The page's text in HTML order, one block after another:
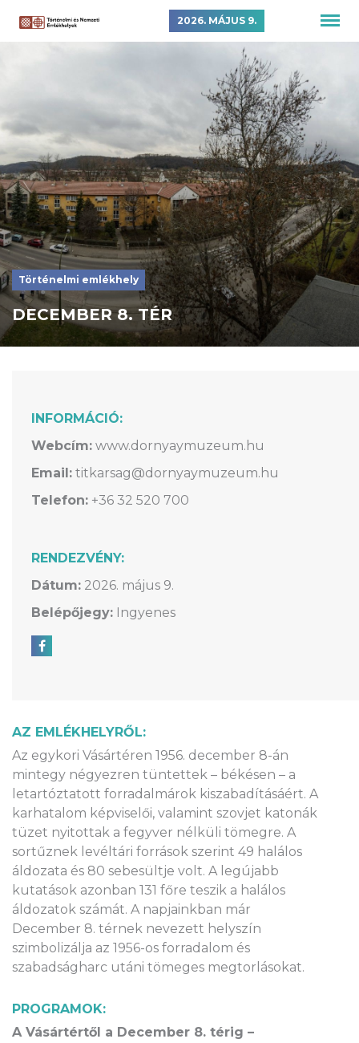
2026. MÁJUS 9.
Történelmi emlékhely
DECEMBER 8. TÉR
AZ EMLÉKHELYRŐL:
Az egykori Vásártéren 1956. december 8-án
mintegy négyezren tüntettek – békésen – a
letartóztatott forradalmárok kiszabadításáért. A
karhatalom képviselői, valamint szovjet katonák
tüzet nyitottak a fegyver nélküli tömegre. A
sortűznek levéltári források szerint 49 halálos
áldozata és 80 sebesültje volt. A legújabb
kutatások azonban 131 főre teszik a halálos
áldozatok számát. A napjainkban már
December 8. térnek nevezett helyszín
szimbolizálja az 1956-os forradalom és
szabadságharc utáni tömeges megtorlásokat.
PROGRAMOK:
A Vásártértől a December 8. térig –
INFORMÁCIÓ:
Webcím: www.dornyaymuzeum.hu
Email: titkarsag@dornyaymuzeum.hu
Telefon: +36 32 520 700
RENDEZVÉNY:
Dátum: 2026. május 9.
Belépőjegy: Ingyenes
Megosztás Facebookon